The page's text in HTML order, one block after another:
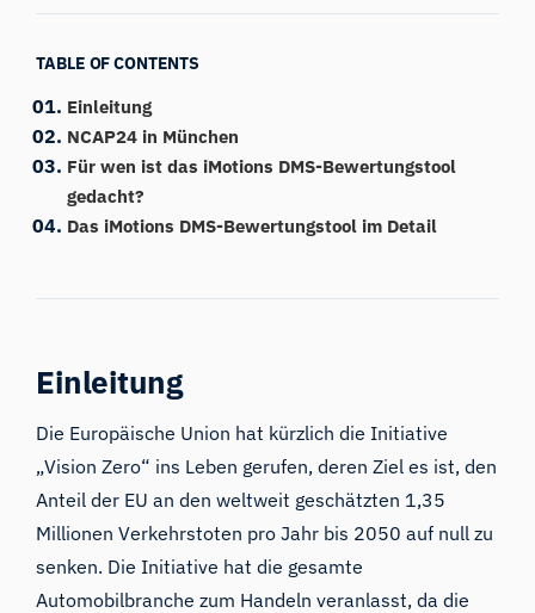
TABLE OF CONTENTS
Einleitung
NCAP24 in München
Für wen ist das iMotions DMS-Bewertungstool
gedacht?
Das iMotions DMS-Bewertungstool im Detail
Einleitung
Die Europäische Union hat kürzlich die Initiative
„Vision Zero“ ins Leben gerufen, deren Ziel es ist, den
Anteil der EU an den weltweit geschätzten 1,35
Millionen Verkehrstoten pro Jahr bis 2050 auf null zu
senken. Die Initiative hat die gesamte
Automobilbranche zum Handeln veranlasst, da die